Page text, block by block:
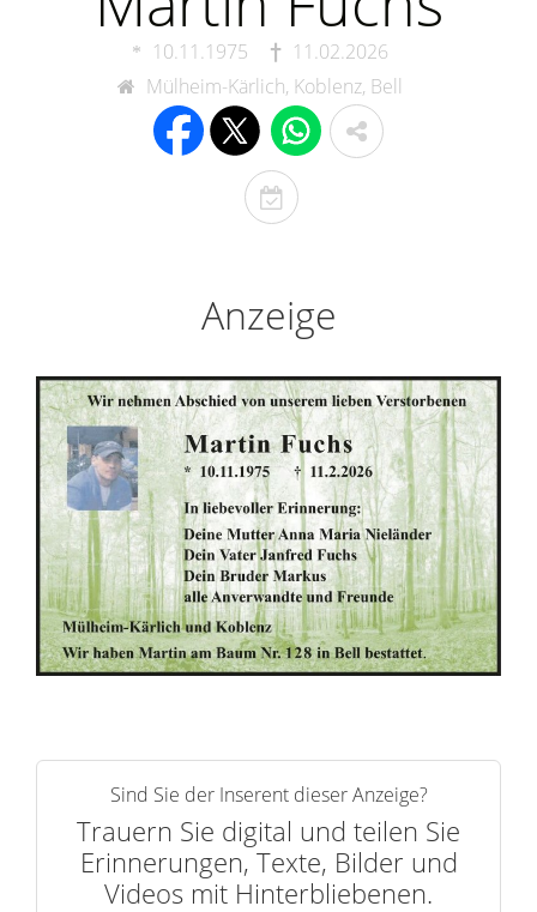
10.11.1975
11.02.2026
Mülheim-Kärlich, Koblenz, Bell
T
o
s
t
g
e
r
i
n
n
e
r
n
Anzeige
Sind Sie der Inserent dieser Anzeige?
Trauern Sie digital und teilen Sie
Erinnerungen, Texte, Bilder und
Videos mit Hinterbliebenen.